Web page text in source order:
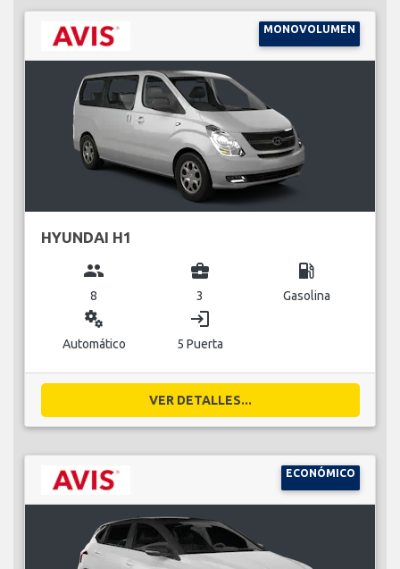
MONOVOLUMEN
HYUNDAI H1
group
8
business_center
3
local_gas_station
Gasolina
miscellaneous_services
Automático
login
5 Puerta
VER DETALLES...
ECONÓMICO